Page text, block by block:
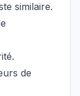
similaire.
de